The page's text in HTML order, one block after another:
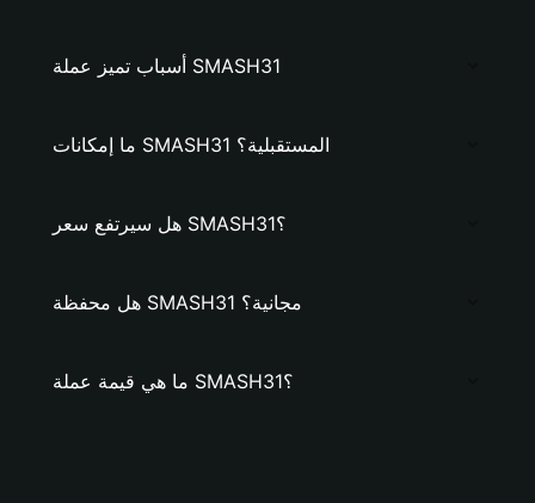
أسباب تميز عملة SMASH31
ما إمكانات SMASH31 المستقبلية؟
هل سيرتفع سعر SMASH31؟
هل محفظة SMASH31 مجانية؟
ما هي قيمة عملة SMASH31؟